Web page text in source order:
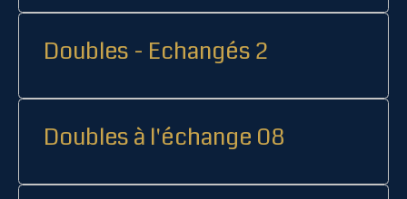
Doubles - Echangés 2
Doubles à l'échange 08